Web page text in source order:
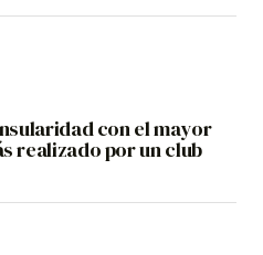
con el mayor
realizado por un club